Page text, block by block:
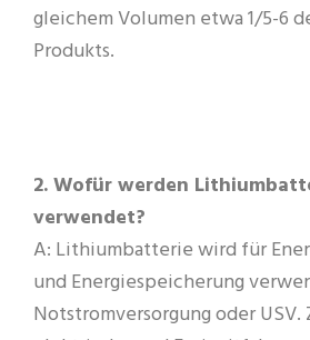
gleichem Volumen etwa 1/5-6
Produkts.
2. Wofür werden
verwendet?
A: Lithiumbatterie wird für
und Energiespeicherung
Notstromversorgung oder USV.